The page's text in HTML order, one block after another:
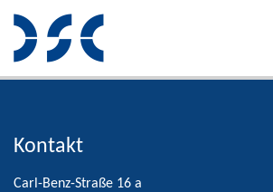
Kontakt
Carl-Benz-Straße 16 a